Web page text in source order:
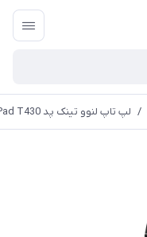
/ لپ تاپ لنوو تینک پد Lenovo ThinkPad T430